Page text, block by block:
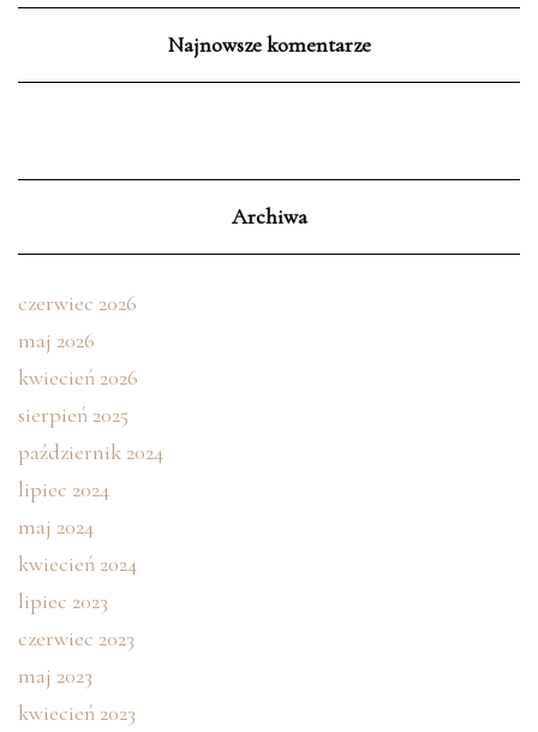
Najnowsze komentarze
Archiwa
czerwiec 2026
maj 2026
kwiecień 2026
sierpień 2025
październik 2024
lipiec 2024
maj 2024
kwiecień 2024
lipiec 2023
czerwiec 2023
maj 2023
kwiecień 2023